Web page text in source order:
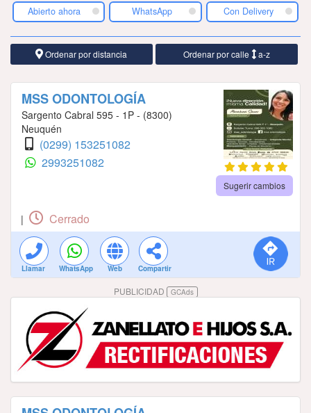
Contactenos
Abierto ahora WhatsApp Con Delivery
Ordenar por distancia Ordenar por calle a-z
MSS ODONTOLOGÍA
Sargento Cabral 595 - 1P - (8300)
Neuquén
(0299) 153251082
2993251082
Sugerir cambios
| Cerrado
Llamar WhatsApp Web Compartir
PUBLICIDAD GCAds